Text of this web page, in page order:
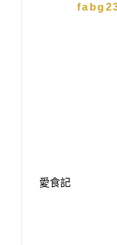
愛食記